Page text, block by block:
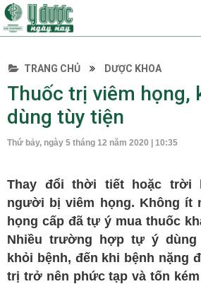
Tin tức Y Dược
Thông tin hội nghị
Hội thảo
Tọa đàm khoa học
Hô hấp
Tiêu hóa
Da liễu
TRANG CHỦ DƯỢC KHOA
CÁCH SỬ DỤNG THUỐC
Thuốc trị viêm họng,
dùng tùy tiện
Thứ bảy, ngày 5 tháng 12 năm 2020 | 10:35
Thay đổi thời tiết hoặc trời
người bị viêm họng. Không ít
họng cấp đã tự ý mua thuốc
Nhiều trường hợp tự ý dùng
khỏi bệnh, đến khi bệnh nặng
trị trở nên phức tạp và tốn